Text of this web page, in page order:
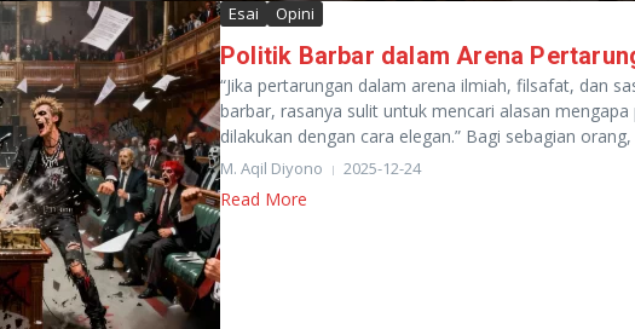
Esai Opini
Politik Barbar dalam Arena
“Jika pertarungan dalam arena ilmiah, filsafat, dan
barbar, rasanya sulit untuk mencari alasan mengapa
dilakukan dengan cara elegan.” Bagi sebagian
M. Aqil Diyono 2025-12-24
Read More